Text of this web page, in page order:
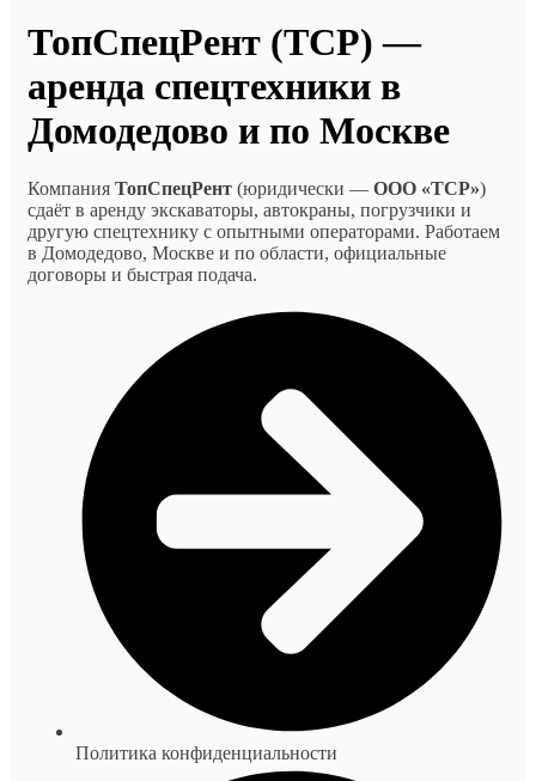
ТопСпецРент (ТСР) —
аренда спецтехники в
Домодедово и по Москве
Компания ТопСпецРент (юридически — ООО «ТСР»)
сдаёт в аренду экскаваторы, автокраны, погрузчики и
другую спецтехнику с опытными операторами. Работаем
в Домодедово, Москве и по области, официальные
договоры и быстрая подача.
Политика конфиденциальности